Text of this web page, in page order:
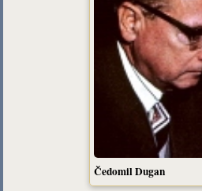
Čedomil Dugan